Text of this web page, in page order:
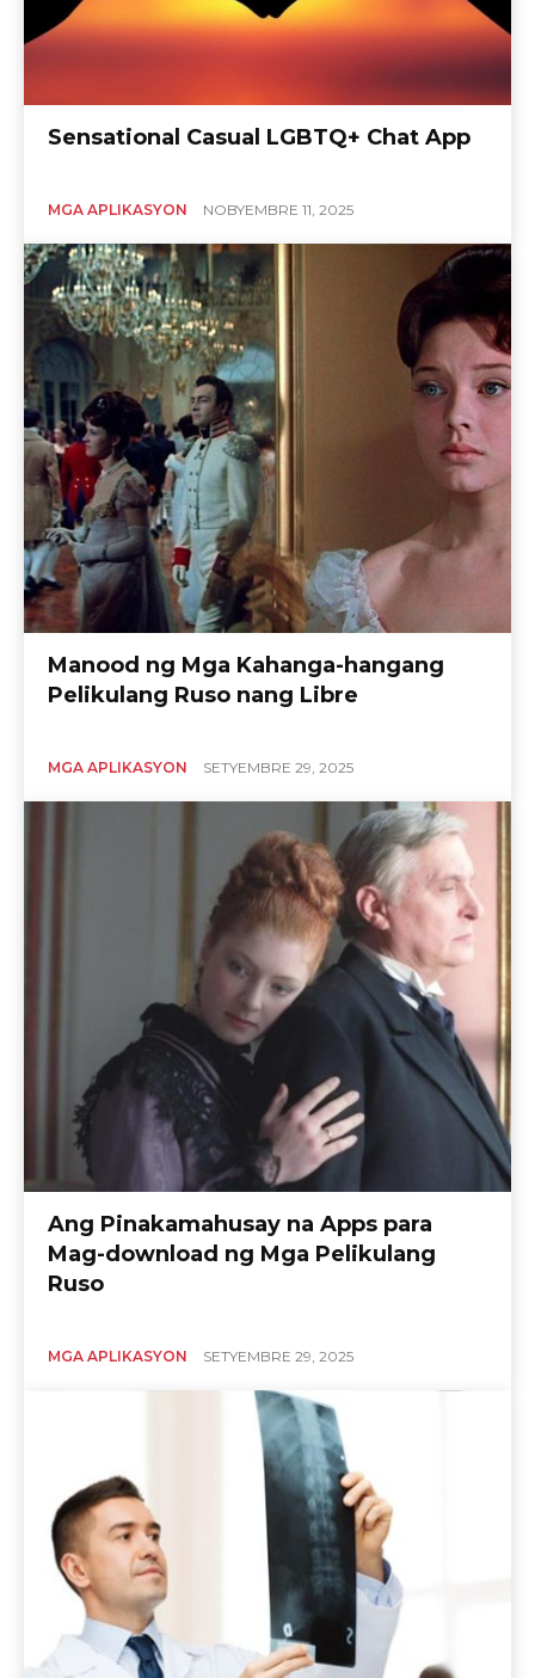
Sensational Casual LGBTQ+ Chat App
MGA APLIKASYON NOBYEMBRE 11, 2025
Manood ng Mga Kahanga-hangang
Pelikulang Ruso nang Libre
MGA APLIKASYON SETYEMBRE 29, 2025
Ang Pinakamahusay na Apps para
Mag-download ng Mga Pelikulang
Ruso
MGA APLIKASYON SETYEMBRE 29, 2025